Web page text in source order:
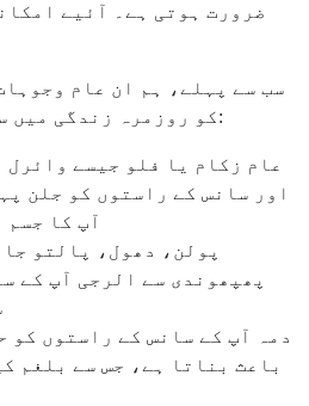
ضرورت ہوتی ہے۔ آئیے
سب سے پہلے، ہم ان عام
کو روزمرہ زندگی میں سامنا کرنے کا امکان ہے:
عام زکام یا فلو جیسے وائرل
اور سانس کے راستوں کو جلن
آپ کا جسم
پولن، دھول، پالتو
پھپھوندی سے الرجی آپ کے
دمہ آپ کے سانس کے راستوں کو
باعث بناتا ہے، جس سے بلغم